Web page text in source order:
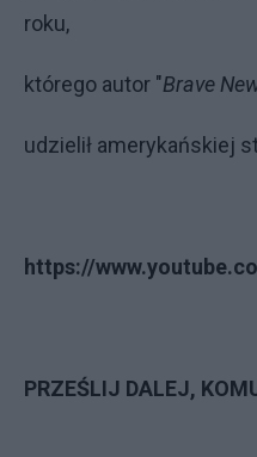
roku,
którego autor "Brave
udzielił amerykańskiej
https://
PRZEŚLIJ DALEJ,